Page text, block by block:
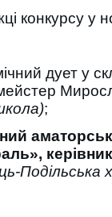
конкурсу у
дует у
;
Подільська